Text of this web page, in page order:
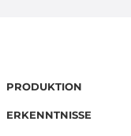
PRODUKTION
ERKENNTNISSE